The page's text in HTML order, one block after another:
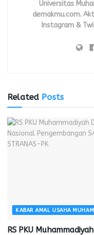
Universitas
demakmu.com.
Instagram &
Related Posts
KABAR AMAL USAHA
RS PKU